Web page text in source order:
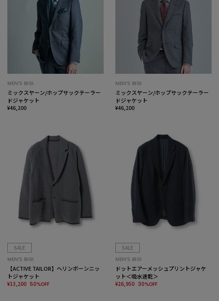
MEN’S BIGI
ミックスヤーン/ホップサックテーラー
ドジャケット
¥46,200
MEN’S BIGI
ミックスヤーン/ホップサックテーラー
ドジャケット
¥46,200
SALE
MEN’S BIGI
【ACTIVE TAILOR】ヘリンボーンニッ
トジャケット
¥13,200 50%OFF
SALE
MEN’S BIGI
ドットエアーメッシュプリントジャケ
ット＜吸水速乾＞
¥26,950 30%OFF